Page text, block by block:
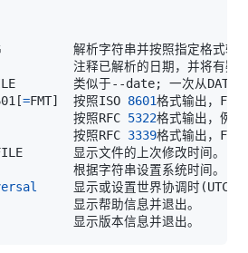
解析字符串并按照指定格式输出
类似于--date;
[=FMT]
  按照ISO
8601格式输出，FMT
按照RFC 5322格式输出，例
按照RFC 3339格式输出，FMT
     显示或设置世界协调时
(UTC